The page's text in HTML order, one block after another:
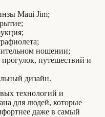
Maui Jim;
ношении;
путешествий и
дизайн.
технологий и
для людей, которые
даже в самый